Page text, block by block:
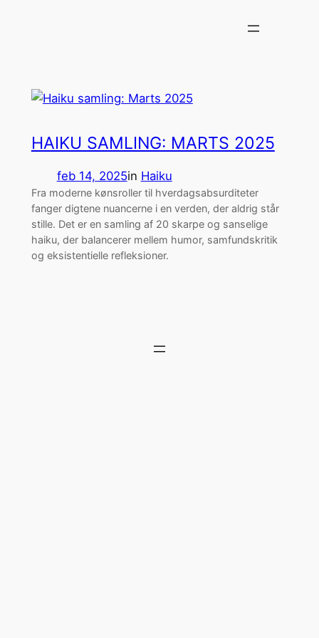
HAIKU SAMLING: MARTS 2025
feb 14, 2025in Haiku
Fra moderne kønsroller til hverdagsabsurditeter
fanger digtene nuancerne i en verden, der aldrig står
stille. Det er en samling af 20 skarpe og sanselige
haiku, der balancerer mellem humor, samfundskritik
og eksistentielle refleksioner.